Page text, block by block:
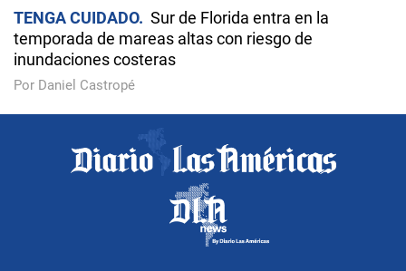
TENGA CUIDADO
Sur de Florida entra en la
temporada de mareas altas con riesgo de
inundaciones costeras
Por Daniel Castropé